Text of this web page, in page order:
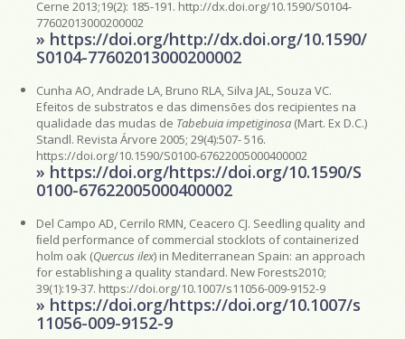
Cerne 2013;19(2): 185-191. http://dx.doi.org/10.1590/S0104-
77602013000200002
» https://doi.org/http://dx.doi.org/10.1590/
S0104-77602013000200002
Cunha AO, Andrade LA, Bruno RLA, Silva JAL, Souza VC.
Efeitos de substratos e das dimensões dos recipientes na
qualidade das mudas de Tabebuia impetiginosa (Mart. Ex D.C.)
Standl. Revista Árvore 2005; 29(4):507- 516.
https://doi.org/10.1590/S0100-67622005000400002
» https://doi.org/https://doi.org/10.1590/S
0100-67622005000400002
Del Campo AD, Cerrilo RMN, Ceacero CJ. Seedling quality and
ﬁeld performance of commercial stocklots of containerized
holm oak (Quercus ilex) in Mediterranean Spain: an approach
for establishing a quality standard. New Forests2010;
39(1):19-37. https://doi.org/10.1007/s11056-009-9152-9
» https://doi.org/https://doi.org/10.1007/s
11056-009-9152-9